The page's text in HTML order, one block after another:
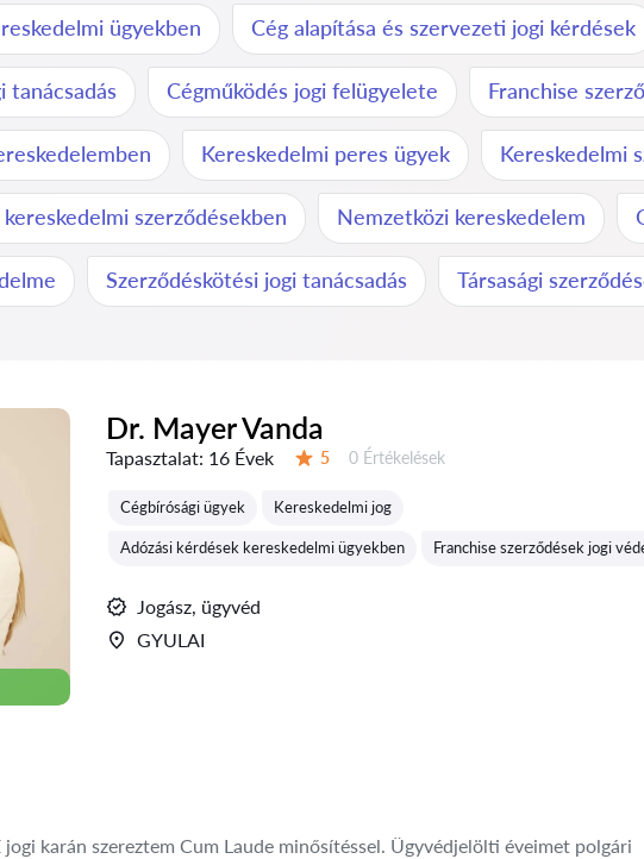
ügyekben Cég alapítása és szervezeti jogi kérdések
tanácsadás Cégműködés jogi felügyelete Franchise
Kereskedelmi peres ügyek Kereskedelmi
szerződésekben Nemzetközi kereskedelem
Szerződéskötési jogi tanácsadás Társasági
Dr. Mayer Vanda
Tapasztalat: 16 Évek 5 Értékelések:
0 Értékelések
Cégbírósági ügyek Kereskedelmi jog
Adózási kérdések kereskedelmi ügyekben Franchise szerződések jogi
Jogász, ügyvéd
GYULAI
jogi karán szereztem Cum Laude minősítéssel. Ügyvédjelölti éveimet polgári